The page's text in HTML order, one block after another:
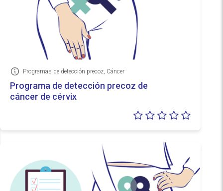
Información
Programas de detección precoz, Cáncer
Programa de detección precoz de
cáncer de cérvix